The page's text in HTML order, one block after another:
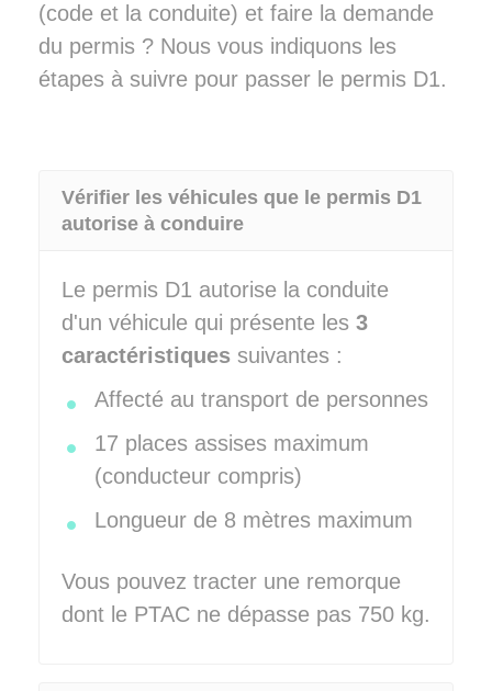
(code et la conduite) et faire la demande
du permis ? Nous vous indiquons les
étapes à suivre pour passer le permis D1.
Vérifier les véhicules que le permis D1
autorise à conduire
Le permis D1 autorise la conduite
d'un véhicule qui présente les 3
caractéristiques suivantes :
Affecté au transport de personnes
17 places assises maximum
(conducteur compris)
Longueur de 8 mètres maximum
Vous pouvez tracter une remorque
dont le PTAC ne dépasse pas 750 kg.